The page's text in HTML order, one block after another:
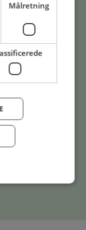
Målretning